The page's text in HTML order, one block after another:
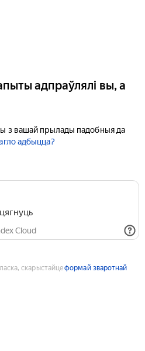
адпраўлялі вы, а
з вашай прылады падобныя да
адбыцца?
Cloud
скарыстайцеформай зваротнай